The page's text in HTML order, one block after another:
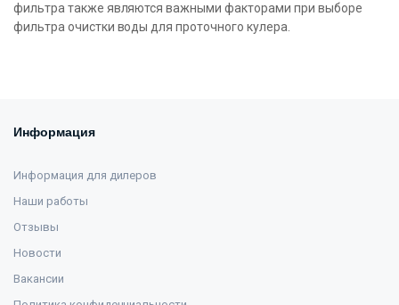
фильтра также являются важными факторами при выборе
фильтра очистки воды для проточного кулера.
Информация
Информация для дилеров
Наши работы
Отзывы
Новости
Вакансии